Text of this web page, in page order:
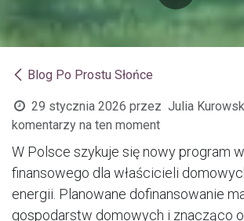
Blog Po Prostu Słońce
29 stycznia 2026 przez Julia
komentarzy na ten moment
W Polsce szykuje się nowy program
finansowego dla właścicieli
energii. Planowane dofinansowanie
gospodarstw domowych i znacząco